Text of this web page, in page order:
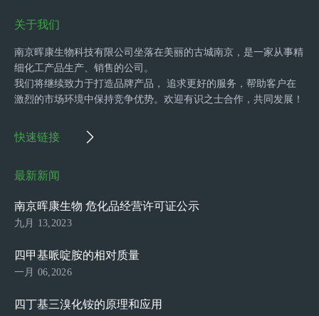
关于我们
南京晖康生物科技有限公司坐落在美丽的古城南京，是一家从事精
细化工产品生产、销售的公司。
我们将继续致力于打造品牌产品， 追求更好的服务，帮助客户在
激烈的市场环境中保持竞争优势。欢迎有识之士合作，共同发展！
快速链接
最新新闻
南京晖康生物 危化品经营许可证公示
九月 13,2023
四甲基哌啶胺的相对质量
一月 06,2026
四丁基三溴化铵的原理和应用